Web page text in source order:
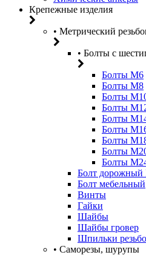
Крепежные изделия
• Метрический
• Болты с
Болты М6
Болты М8
Болты
Болты
Болты
Болты
Болты
Болты
Болты
Болт
Болт мебельный
Винты
Гайки
Шайбы
Шайбы гровер
Шпильки
• Саморезы, шурупы